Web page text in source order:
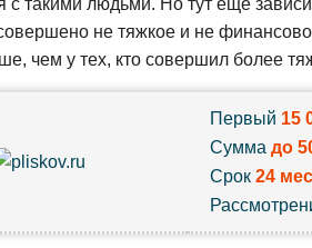
с такими людьми. Но тут еще
не тяжкое и не
чем у тех, кто совершил более
Первый 15
Сумма до
Срок 24